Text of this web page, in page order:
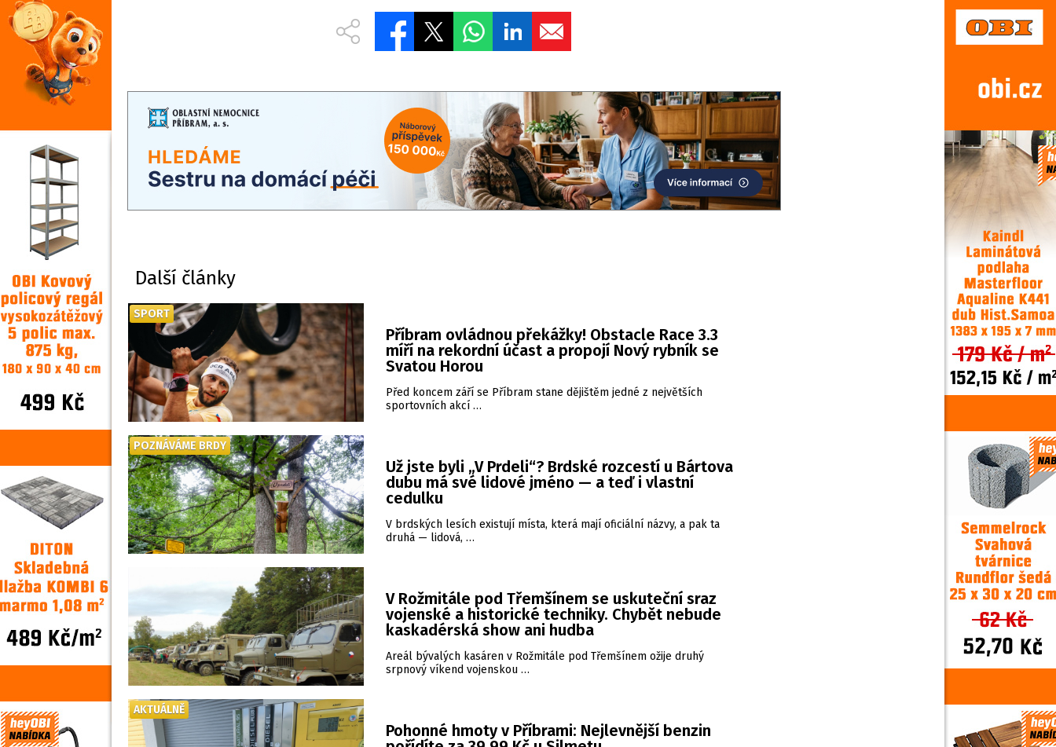
Další články
Příbram ovládnou překážky! Obstacle Race 3.3
míří na rekordní účast a propojí Nový rybník se
Svatou Horou
Před koncem září se Příbram stane dějištěm jedné z největších
sportovních akcí …
SPORT
Už jste byli „V Prdeli“? Brdské rozcestí u Bártova
dubu má své lidové jméno — a teď i vlastní
cedulku
V brdských lesích existují místa, která mají oficiální názvy, a pak ta
druhá — lidová, …
POZNÁVÁME BRDY
V Rožmitále pod Třemšínem se uskuteční sraz
vojenské a historické techniky. Chybět nebude
kaskadérská show ani hudba
Areál bývalých kasáren v Rožmitále pod Třemšínem ožije druhý
srpnový víkend vojenskou …
Pohonné hmoty v Příbrami: Nejlevnější benzin
AKTUÁLNĚ